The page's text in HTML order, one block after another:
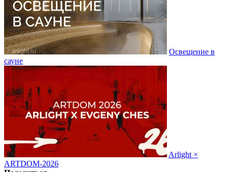
Освещение в
сауне
Arlight ×
ARTDOM-2026